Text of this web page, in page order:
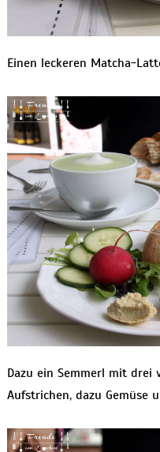
Einen leckeren Matcha-
Dazu ein Semmerl mit drei
Aufstrichen, dazu Gemüse